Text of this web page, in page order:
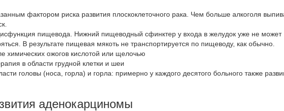
фактором риска развития плоскоклеточного рака. Чем больше алкоголя
пищевода. Нижний пищеводный сфинктер у входа в желудок уже не может
В результате пищевая мякоть не транспортируется по пищеводу, как обычно.
химических ожогов кислотой или щелочью
в области грудной клетки и шеи
головы (носа, горла) и горла: примерно у каждого десятого больного также
аденокарциномы